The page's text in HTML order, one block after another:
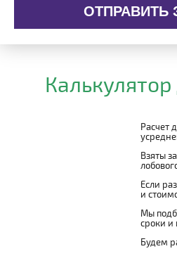
ОТПРАВИТЬ
Расчет
Взяты
Если
и
Мы
сроки и
Будем